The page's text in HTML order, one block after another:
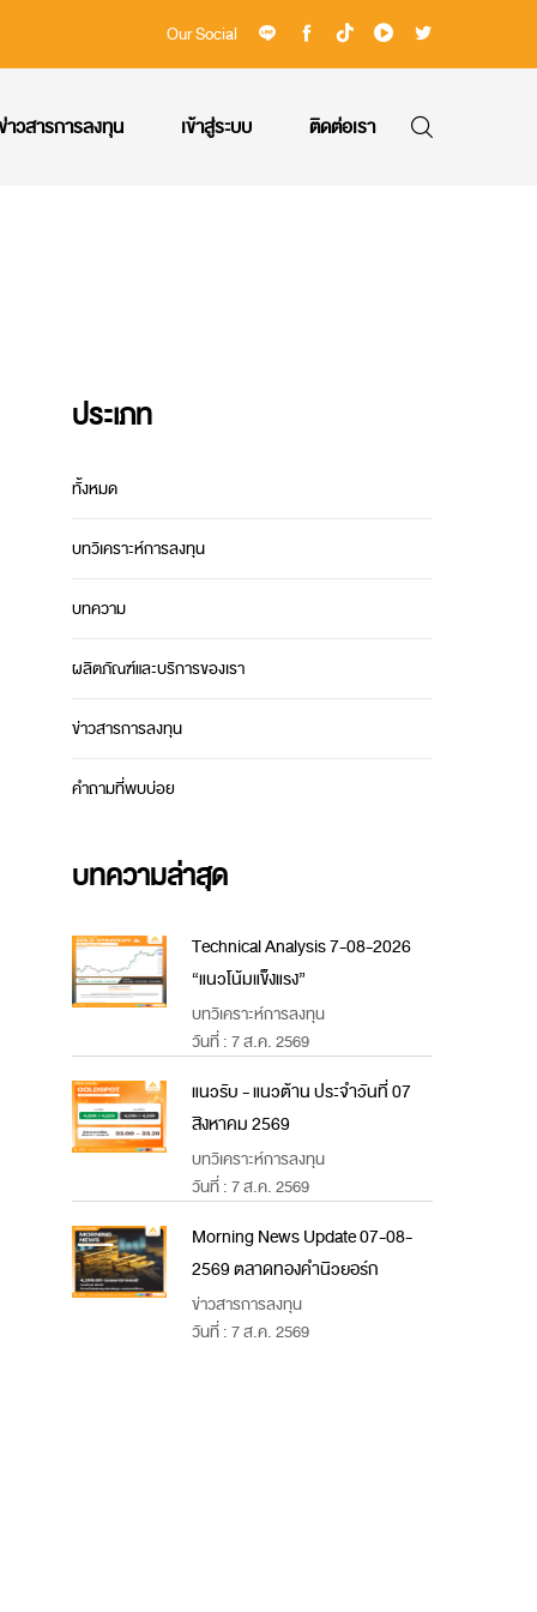
Our Social
าวสารการลงทุน เข้าสู่ระบบ ติดต่อเรา
ประเภท
ทั้งหมด
บทวิเคราะห์การลงทุน
บทความ
ผลิตภัณฑ์และบริการของเรา
ข่าวสารการลงทุน
คำถามที่พบบ่อย
บทความล่าสุด
Technical Analysis 7-08-2026
“แนวโน้มแข็งแรง”
บทวิเคราะห์การลงทุน
วันที่ : 7 ส.ค. 2569
แนวรับ - แนวต้าน ประจำวันที่ 07
สิงหาคม 2569
บทวิเคราะห์การลงทุน
วันที่ : 7 ส.ค. 2569
Morning News Update 07-08-
2569 ตลาดทองคำนิวยอร์ก
ข่าวสารการลงทุน
วันที่ : 7 ส.ค. 2569